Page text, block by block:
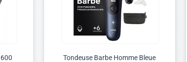
Tondeuse Barbe Homme Bleue